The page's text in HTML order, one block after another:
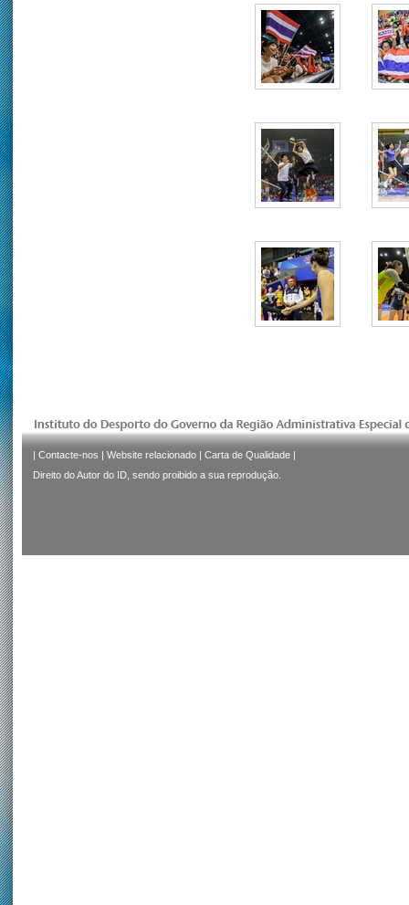
| Contacte-nos | Website relacionado | Carta de Qualidade |
Direito do Autor do ID, sendo proibido a sua reprodução.